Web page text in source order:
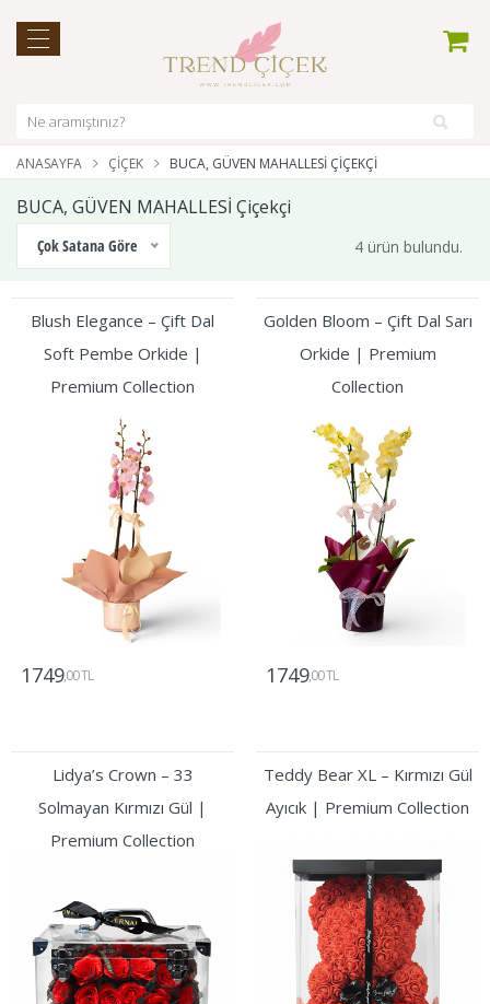
ANASAYFA ÇIÇEK BUCA, GÜVEN MAHALLESİ ÇIÇEKÇI
BUCA, GÜVEN MAHALLESİ Çiçekçi
Çok Satana Göre 4 ürün bulundu.
Blush Elegance – Çift Dal
Soft Pembe Orkide |
Premium Collection
1749,00 TL
Golden Bloom – Çift Dal Sarı
Orkide | Premium
Collection
1749,00 TL
Lidya’s Crown – 33
Solmayan Kırmızı Gül |
Premium Collection
Teddy Bear XL – Kırmızı Gül
Ayıcık | Premium Collection